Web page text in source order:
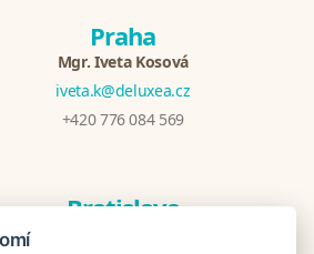
Praha
Mgr. Iveta Kosová
iveta.k@deluxea.cz
+420 776 084 569
Bratislava